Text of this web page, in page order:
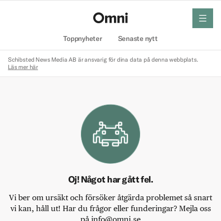
Toppnyheter Senaste nytt
meny
Schibsted News Media AB är ansvarig för dina data på denna webbplats.
Läs mer här
Oj! Något har gått fel.
Vi ber om ursäkt och försöker åtgärda problemet så snart
vi kan, håll ut! Har du frågor eller funderingar? Mejla oss